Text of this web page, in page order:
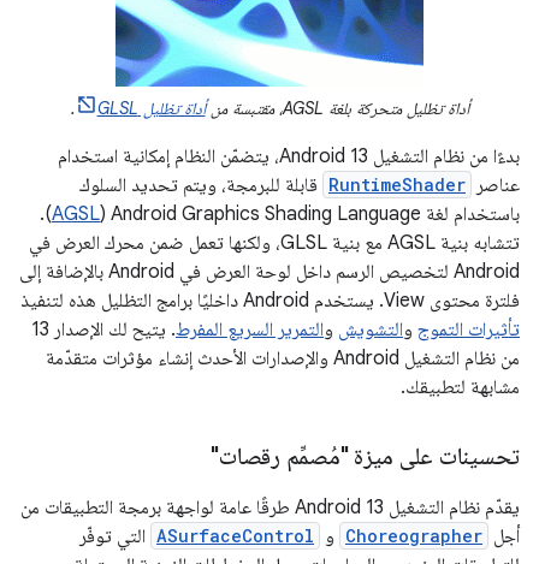
أداة تظليل متحركة بلغة AGSL، مقتبسة من أداة تظليل GLSL .
بدءًا من نظام التشغيل Android 13، يتضمّن النظام إمكانية استخدام
عناصر
RuntimeShader قابلة للبرمجة، ويتم تحديد السلوك
باستخدام لغة Android Graphics Shading Language‏ (
AGSL
).
تتشابه بنية AGSL مع بنية GLSL، ولكنها تعمل ضمن محرك العرض في
Android لتخصيص الرسم داخل لوحة العرض في Android بالإضافة إلى
فلترة محتوى View. يستخدم Android داخليًا برامج التظليل هذه لتنفيذ
تأثيرات التموج والتشويش والتمرير السريع المفرط
. يتيح لك الإصدار 13
من نظام التشغيل Android والإصدارات الأحدث إنشاء مؤثرات متقدّمة
مشابهة لتطبيقك.
تحسينات على ميزة "مُصمِّم رقصات"
يقدّم نظام التشغيل Android 13 طرقًا عامة لواجهة برمجة التطبيقات من
أجل Choreographer و ASurfaceControl التي توفّر